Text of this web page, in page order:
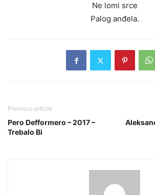
Ne lomi srce
Palog anđela.
Previous article
Pero Defformero – 2017 –
Trebalo Bi